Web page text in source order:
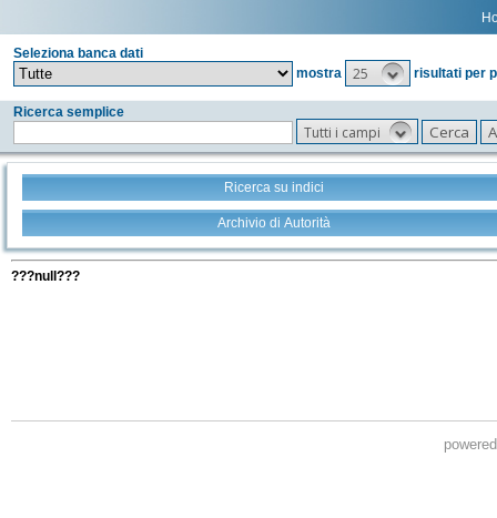
Seleziona banca dati
mostra
25 risultati per
Ricerca semplice
Tutti i campi
Ricerca su indici
Archivio di Autorità
???null???